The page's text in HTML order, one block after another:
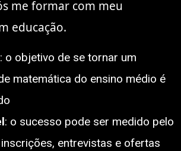
me formar com meu
educação.
: o objetivo de se tornar um
matemática do ensino médio é
: o sucesso pode ser medido pelo
entrevistas e ofertas